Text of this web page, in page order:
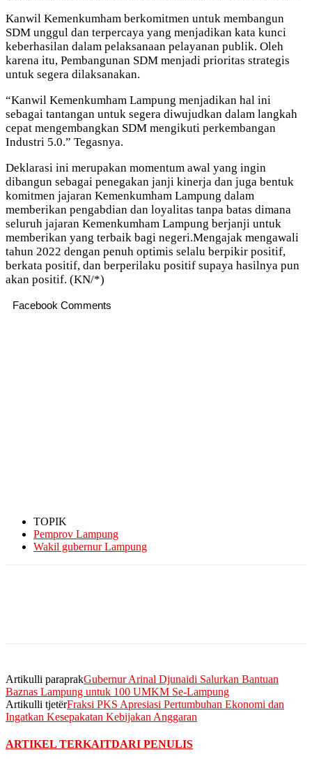
Kanwil Kemenkumham berkomitmen untuk membangun
SDM unggul dan terpercaya yang menjadikan kata kunci
keberhasilan dalam pelaksanaan pelayanan publik. Oleh
karena itu, Pembangunan SDM menjadi prioritas strategis
untuk segera dilaksanakan.
“Kanwil Kemenkumham Lampung menjadikan hal ini
sebagai tantangan untuk segera diwujudkan dalam langkah
cepat mengembangkan SDM mengikuti perkembangan
Industri 5.0.” Tegasnya.
Deklarasi ini merupakan momentum awal yang ingin
dibangun sebagai penegakan janji kinerja dan juga bentuk
komitmen jajaran Kemenkumham Lampung dalam
memberikan pengabdian dan loyalitas tanpa batas dimana
seluruh jajaran Kemenkumham Lampung berjanji untuk
memberikan yang terbaik bagi negeri.Mengajak mengawali
tahun 2022 dengan penuh optimis selalu berpikir positif,
berkata positif, dan berperilaku positif supaya hasilnya pun
akan positif. (KN/*)
Facebook Comments
TOPIK
Pemprov Lampung
Wakil gubernur Lampung
Artikulli paraprakGubernur Arinal Djunaidi Salurkan Bantuan
Baznas Lampung untuk 100 UMKM Se-Lampung
Artikulli tjetërFraksi PKS Apresiasi Pertumbuhan Ekonomi dan
Ingatkan Kesepakatan Kebijakan Anggaran
ARTIKEL TERKAITDARI PENULIS